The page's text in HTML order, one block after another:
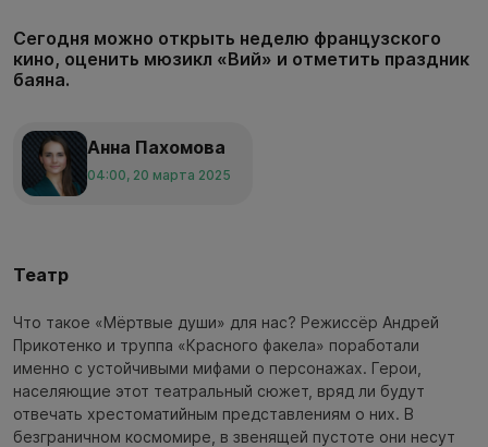
Сегодня можно открыть неделю французского
кино, оценить мюзикл «Вий» и отметить праздник
баяна.
Анна Пахомова
04:00, 20 марта 2025
Театр
Что такое «Мёртвые души» для нас? Режиссёр Андрей
Прикотенко и труппа «Красного факела» поработали
именно с устойчивыми мифами о персонажах. Герои,
населяющие этот театральный сюжет, вряд ли будут
отвечать хрестоматийным представлениям о них. В
безграничном космомире, в звенящей пустоте они несут